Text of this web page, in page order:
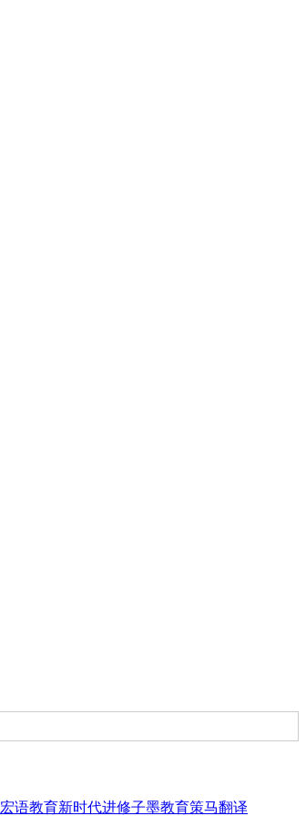
宏语教育新时代进修子墨教育策马翻译